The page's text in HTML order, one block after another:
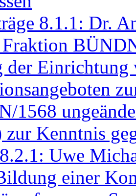
8.1.1: Dr.
der Einrichtung
1568
zur Kenntnis
Uwe
einer